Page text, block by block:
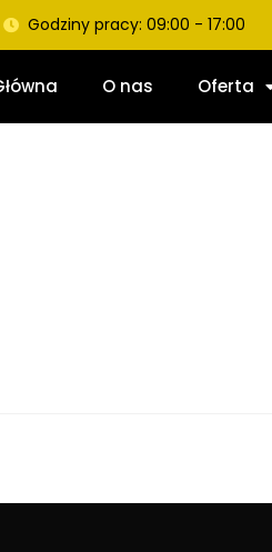
Godziny pracy: 09:00 - 17:00
O nas Oferta